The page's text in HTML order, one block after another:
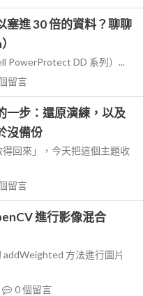
塞進 30 倍的資料？聊聊
PowerProtect DD 系列）...
留言
一步：還原演練，以及
沒備份
回來」，今天把這個主題收
留言
進行影像混合
方法進行圖片
0個留言